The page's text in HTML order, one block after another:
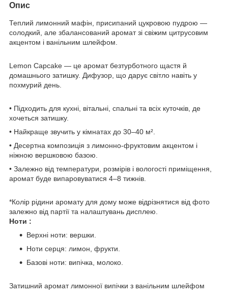
Опис
Теплий лимонний мафін, присипаний цукровою пудрою —
солодкий, але збалансований аромат зі свіжим цитрусовим
акцентом і ванільним шлейфом.
Lemon Capcake — це аромат безтурботного щастя й
домашнього затишку. Дифузор, що дарує світло навіть у
похмурий день.
• Підходить для кухні, вітальні, спальні та всіх куточків, де
хочеться затишку.
• Найкраще звучить у кімнатах до 30–40 м².
• Десертна композиція з лимонно-фруктовим акцентом і
ніжною вершковою базою.
• Залежно від температури, розмірів і вологості приміщення,
аромат буде випаровуватися 4–8 тижнів.
*Колір рідини аромату для дому може відрізнятися від фото
залежно від партії та налаштувань дисплею.
Ноти :
Верхні ноти: вершки.
Ноти серця: лимон, фрукти.
Базові ноти: випічка, молоко.
Затишний аромат лимонної випічки з ванільним шлейфом